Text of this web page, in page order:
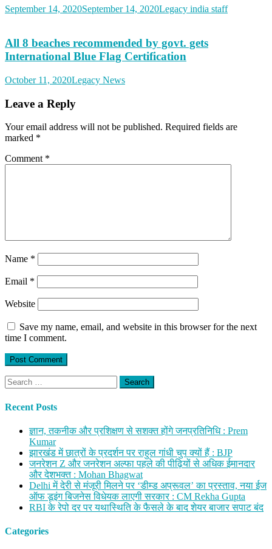
September 14, 2020September 14, 2020Legacy india staff
All 8 beaches recommended by govt. gets
International Blue Flag Certification
October 11, 2020Legacy News
Leave a Reply
Your email address will not be published. Required fields are
marked *
Comment *
Name *
Email *
Website
Save my name, email, and website in this browser for the next
time I comment.
Search
for:
Recent Posts
ज्ञान, तकनीक और प्रशिक्षण से सशक्त होंगे जनप्रतिनिधि : Prem
Kumar
झारखंड में छात्रों के प्रदर्शन पर राहुल गांधी चुप क्यों हैं : BJP
जनरेशन Z और जनरेशन अल्फा पहले की पीढ़ियों से अधिक ईमानदार
और देशभक्त : Mohan Bhagwat
Delhi में देरी से मंजूरी मिलने पर ‘डीम्ड अप्रूवल’ का प्रस्ताव, नया ईज
ऑफ डूइंग बिजनेस विधेयक लाएगी सरकार : CM Rekha Gupta
RBI के रेपो दर पर यथास्थिति के फैसले के बाद शेयर बाजार सपाट बंद
Categories